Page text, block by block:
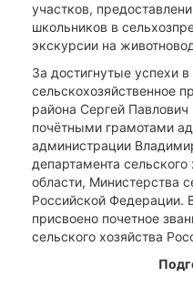
участков,
школьников в
экскурсии на
За достигнутые успехи
сельскохозяйственное
района Сергей
почётными грамотами
администрации
департамента
области, Министерства
Российской Федерации.
присвоено почетное
сельского хозяйства